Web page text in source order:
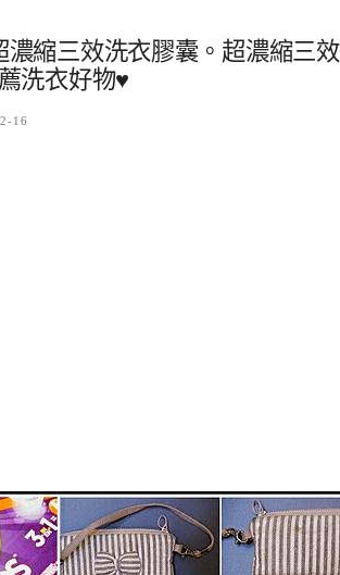
濃縮三效洗衣膠囊。超濃縮三
洗衣好物♥
16